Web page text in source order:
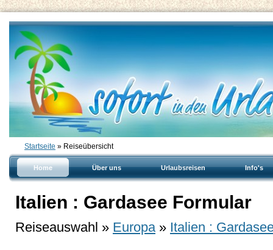
Startseite » Reiseübersicht
Home Über uns Urlaubsreisen Info's
Italien : Gardasee Formular
Reiseauswahl » Europa » Italien :